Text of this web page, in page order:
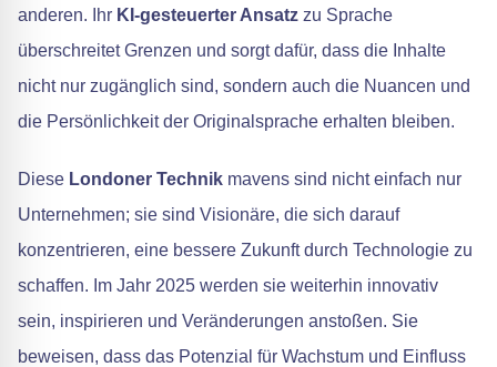
anderen. Ihr KI-gesteuerter Ansatz zu Sprache
überschreitet Grenzen und sorgt dafür, dass die Inhalte
nicht nur zugänglich sind, sondern auch die Nuancen und
die Persönlichkeit der Originalsprache erhalten bleiben.
Diese Londoner Technik mavens sind nicht einfach nur
Unternehmen; sie sind Visionäre, die sich darauf
konzentrieren, eine bessere Zukunft durch Technologie zu
schaffen. Im Jahr 2025 werden sie weiterhin innovativ
sein, inspirieren und Veränderungen anstoßen. Sie
beweisen, dass das Potenzial für Wachstum und Einfluss